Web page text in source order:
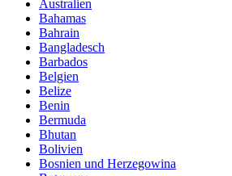
Australien
Bahamas
Bahrain
Bangladesch
Barbados
Belgien
Belize
Benin
Bermuda
Bhutan
Bolivien
Bosnien und Herzegowina